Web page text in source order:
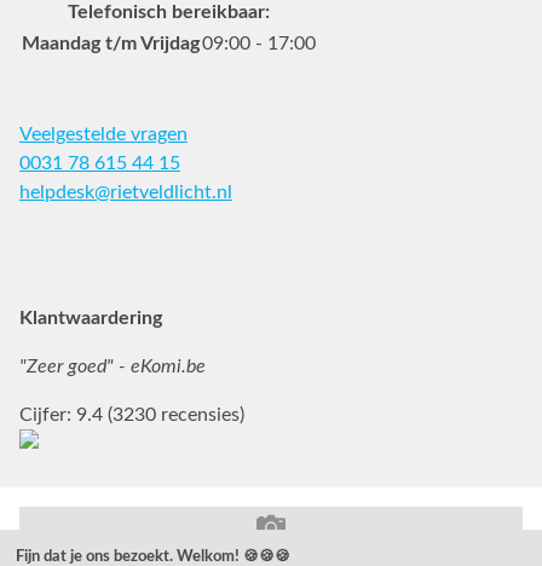
Telefonisch bereikbaar:
Maandag t/m Vrijdag09:00 - 17:00
Veelgestelde vragen
0031 78 615 44 15
helpdesk@rietveldlicht.nl
Klantwaardering
"Zeer goed" - eKomi.be
Cijfer: 9.4 (3230 recensies)
Fijn dat je ons bezoekt. Welkom! 🍪🍪🍪